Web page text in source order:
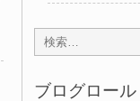
ブログロール